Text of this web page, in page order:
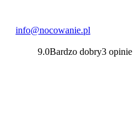
info@nocowanie.pl
9.0Bardzo dobry3 opinie